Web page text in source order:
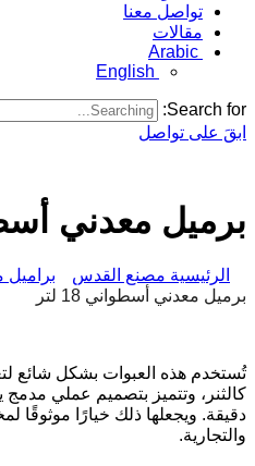
تواصل معنا
مقالات
Arabic
English
Search for:
ابقَ على تواصل
برميل معدني
الرئيسية مصنع القدس
براميل
برميل معدني أسطواني 18 لتر
تُستخدم هذه العبوات بشكل شائع
كالثنر، وتتميز بتصميم عملي
دقيقة. ويجعلها ذلك خيارًا موثوقًا
والتجارية.